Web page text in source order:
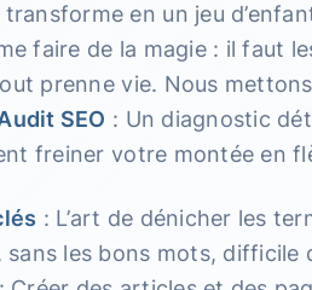
en un jeu
faire de la magie : il faut
prenne vie. Nous
SEO : Un diagnostic
freiner votre montée en
: L’art de dénicher les
sans les bons mots, difficile